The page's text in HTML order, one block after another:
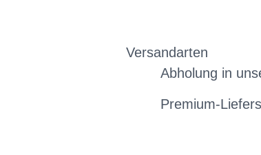
Versandarten
Abholung in
Premium-